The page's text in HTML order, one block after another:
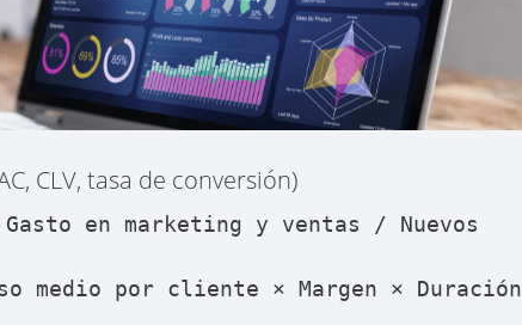
CLV, tasa de conversión)
Gasto en marketing y ventas / Nuevos
medio por cliente × Margen × Duración